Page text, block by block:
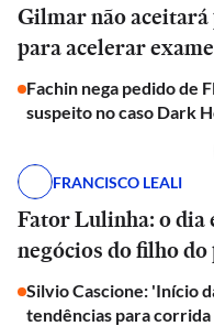
Gilmar não
para acelerar
Fachin nega pedido de
suspeito no caso Dark
FRANCISCO LEALI
Fator Lulinha: o dia
negócios do filho
Silvio Cascione: 'Início
tendências para